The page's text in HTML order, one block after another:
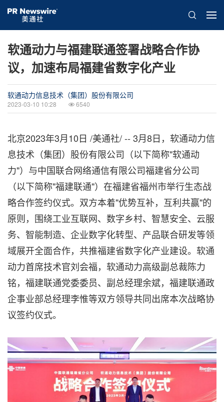
软通动力与福建联通签署战略合作协
议，加速布局福建省数字化产业
软通动力信息技术（集团）股份有限公司
2023-03-10 10:28 6540
北京2023年3月10日 /美通社/ -- 3月8日，软通动力信
息技术（集团）股份有限公司（以下简称"软通动
力"）与中国联合网络通信有限公司福建省分公司
（以下简称"福建联通"）在福建省福州市举行生态战
略合作签约仪式。双方本着"优势互补，互利共赢"的
原则，围绕工业互联网、数字乡村、智慧安全、云服
务、智能制造、企业数字化转型、产品联合研发等领
域展开全面合作，共推福建省数字化产业建设。软通
动力首席技术官刘会福，软通动力高级副总裁陈力
铭，福建联通党委委员、副总经理余斌，福建联通政
企事业部总经理李惟等双方领导共同出席本次战略协
议签约仪式。